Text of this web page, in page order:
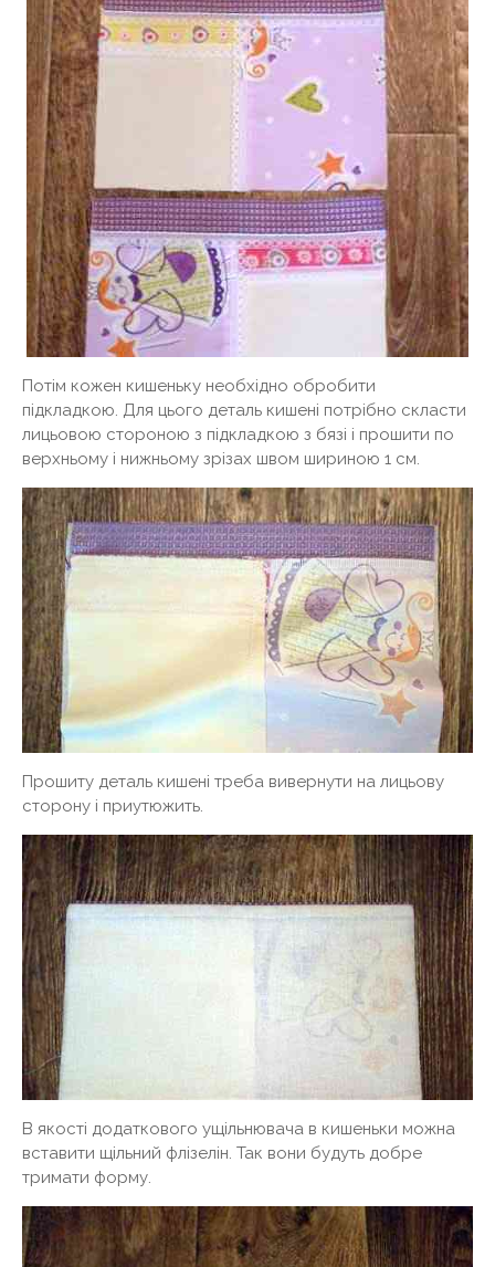
Потім кожен кишеньку необхідно обробити
підкладкою. Для цього деталь кишені потрібно скласти
лицьовою стороною з підкладкою з бязі і прошити по
верхньому і нижньому зрізах швом шириною 1 см.
Прошиту деталь кишені треба вивернути на лицьову
сторону і приутюжить.
В якості додаткового ущільнювача в кишеньки можна
вставити щільний флізелін. Так вони будуть добре
тримати форму.